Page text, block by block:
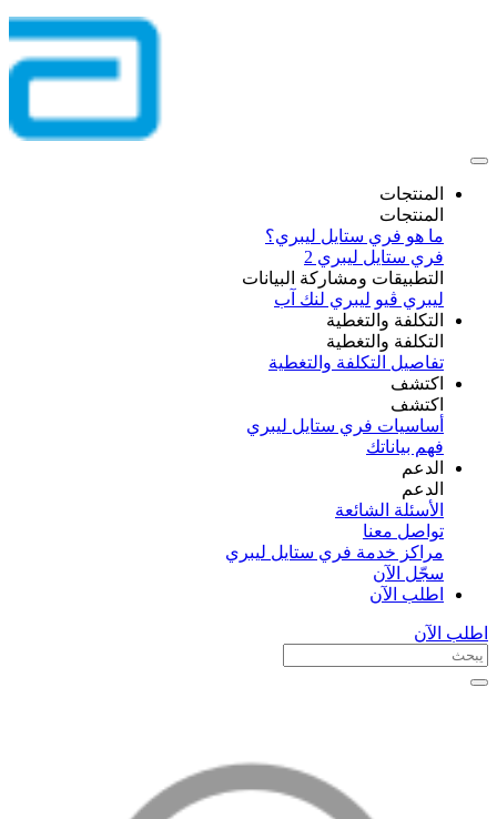
المنتجات
المنتجات
ما هو فري ستايل ليبري؟
فري ستايل ليبري 2
التطبيقات ومشاركة البيانات
ليبري ڤيو ليبري لنك آب
التكلفة والتغطية
التكلفة والتغطية
تفاصيل التكلفة والتغطية
اكتشف​
اكتشف​
أساسيات فري ستايل ليبري
فهم بياناتك
الدعم
الدعم
الأسئلة الشائعة
تواصل معنا
مراكز خدمة فري ستايل ليبري
سجّل الآن​
اطلب الآن
اطلب الآن